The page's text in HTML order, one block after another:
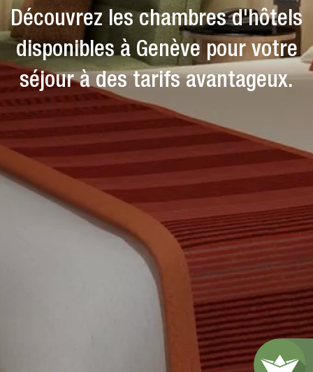
Découvrez les chambres d'hôtels
disponibles à Genève pour votre
séjour à des tarifs avantageux.